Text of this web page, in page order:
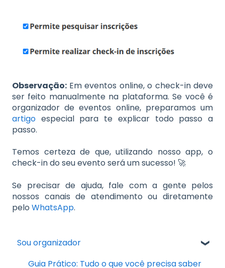
Observação: Em eventos online, o check-in deve
ser feito manualmente na plataforma. Se você é
organizador de eventos online, preparamos um
artigo especial para te explicar todo passo a
passo.
Temos certeza de que, utilizando nosso app, o
check-in do seu evento será um sucesso! 🚀
Se precisar de ajuda, fale com a gente pelos
nossos canais de atendimento ou diretamente
pelo WhatsApp.
Sou organizador
Guia Prático: Tudo o que você precisa saber